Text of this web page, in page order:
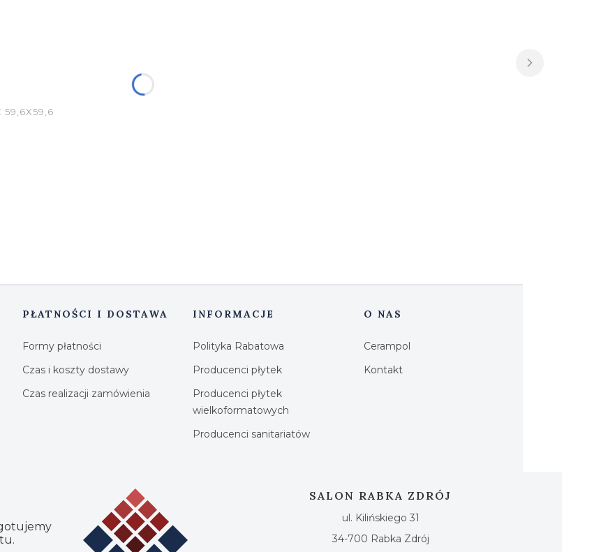
59,6X59,6
PŁATNOŚCI I DOSTAWA
Formy płatności
Czas i koszty dostawy
Czas realizacji zamówienia
INFORMACJE
Polityka Rabatowa
Producenci płytek
Producenci płytek
wielkoformatowych
Producenci sanitariatów
O NAS
Cerampol
Kontakt
SALON RABKA ZDRÓJ
ul. Kilińskiego 31
34-700 Rabka Zdrój